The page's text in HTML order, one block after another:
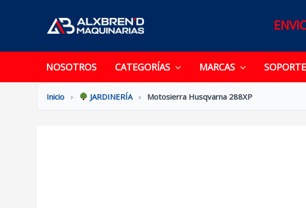
NOSOTROS CATEGORÍAS MARCAS SOPORTE
Inicio › JARDINERÍA › Motosierra Husqvarna 288XP